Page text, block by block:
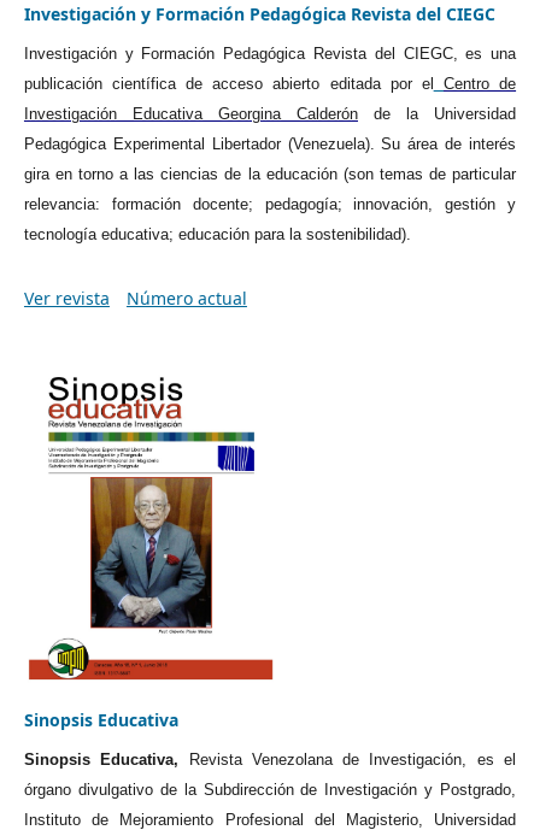
Investigación y Formación Pedagógica Revista del CIEGC
Investigación y Formación Pedagógica Revista del CIEGC, es una
publicación científica de acceso abierto editada por el
Centro de
Investigación Educativa Georgina Calderón
de la Universidad
Pedagógica Experimental Libertador (Venezuela). Su área de interés
gira en torno a las ciencias de la educación (son temas de particular
relevancia: formación docente; pedagogía; innovación, gestión y
tecnología educativa; educación para la sostenibilidad).
Ver revista Número actual
Sinopsis Educativa
Sinopsis Educativa, Revista Venezolana de Investigación, es el
órgano divulgativo de la Subdirección de Investigación y Postgrado,
Instituto de Mejoramiento Profesional del Magisterio, Universidad